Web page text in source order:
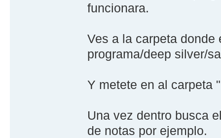
funcionara.
Ves a la carpeta
programa/deep silver/
Y metete en al carpeta
Una vez dentro busca
de notas por ejemplo.